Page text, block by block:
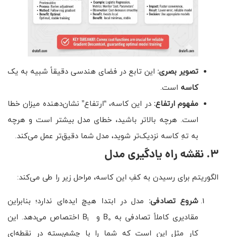
تصویر بصری: این تابع در فضای هندسی دقیقاً شبیه به یک
کاسه است.
مفهوم ارتفاع:در این کاسه، “ارتفاع” نشان‌دهنده میزان خطا
است. هرچه بالاتر باشید، خطای مدل بیشتر است و هرچه
به تهِ کاسه نزدیک‌تر شوید، مدل شما دقیق‌تر عمل می‌کند.
۳. نقشه راه یادگیری مدل
الگوریتم برای رسیدن به کفِ این کاسه، مراحل زیر را طی می‌کند:
شروع تصادفی: مدل در ابتدا هیچ ایده‌ای ندارد؛ بنابراین
مقادیری کاملاً تصادفی به B 0 و B 1 اختصاص می‌دهد. این
کار مثل این است که شما را با چشم‌بسته در نقطه‌ای